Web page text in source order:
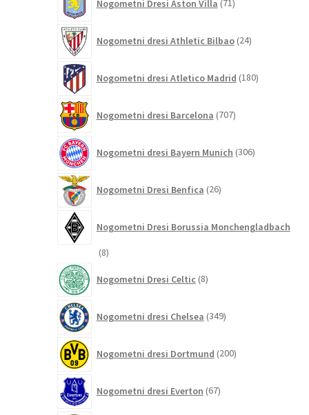
Nogometni Dresi Aston Villa 71izdelkov
Nogometni dresi Athletic Bilbao 24izdelkov
Nogometni dresi Atletico Madrid 180izdelkov
Nogometni dresi Barcelona 707izdelkov
Nogometni dresi Bayern Munich 306izdelkov
Nogometni Dresi Benfica 26izdelkov
Nogometni Dresi Borussia Monchengladbach
88
Nogometni Dresi Celtic 8izdelkov
Nogometni dresi Chelsea 349izdelkov
Nogometni dresi Dortmund 200izdelkov
Nogometni dresi Everton 67izdelkov